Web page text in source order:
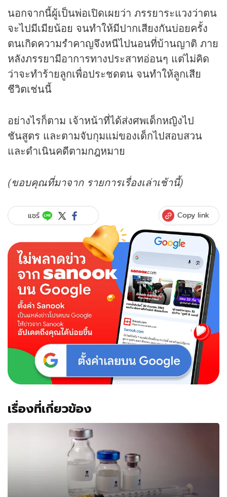
นอกจากนี้ผู้เป็นพ่อเปิดเผยว่า ภรรยาระแวงว่าตน
จะไปมีเมียน้อย จนทำให้มีปากเสียงกันบ่อยครั้ง
ตนเกิดความรำคาญจึงหนีไปนอนที่บ้านญาติ ภาย
หลังภรรยามีอาการทางประสาทอ่อนๆ แต่ไม่คิด
ว่าจะทำร้ายลูกเพื่อประชดตน จนทำให้ลูกเสีย
ชีวิตเช่นนี้
อย่างไรก็ตาม เจ้าหน้าที่ได้ส่งศพเด็กหญิงไป
ชันสูตร และตามจับกุมแม่ของเด็กไปสอบสวน
และดำเนินคดีตามกฎหมาย
(ขอบคุณที่มาจาก รายการเรื่องเล่าเช้านี้)
แชร์ Copy link
เรื่องที่เกี่ยวข้อง